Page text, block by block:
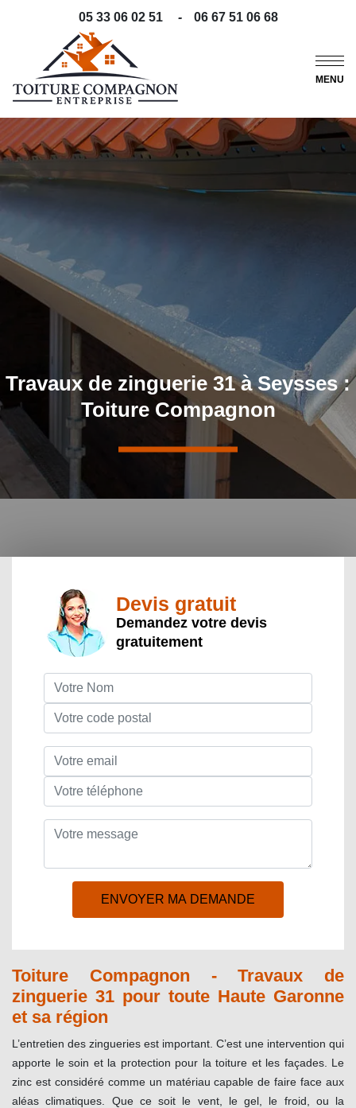
05 33 06 02 51 - 06 67 51 06 68
MENU
Travaux de zinguerie 31 à Seysses :
Toiture Compagnon
Devis gratuit
Demandez votre devis
gratuitement
Toiture Compagnon - Travaux de
zinguerie 31 pour toute Haute Garonne
et sa région
L’entretien des zingueries est important. C’est une intervention qui
apporte le soin et la protection pour la toiture et les façades. Le
zinc est considéré comme un matériau capable de faire face aux
aléas climatiques. Que ce soit le vent, le gel, le froid, ou la